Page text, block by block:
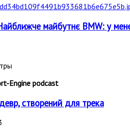
майбутнє BMW: у
Engine podcast
створений для трека